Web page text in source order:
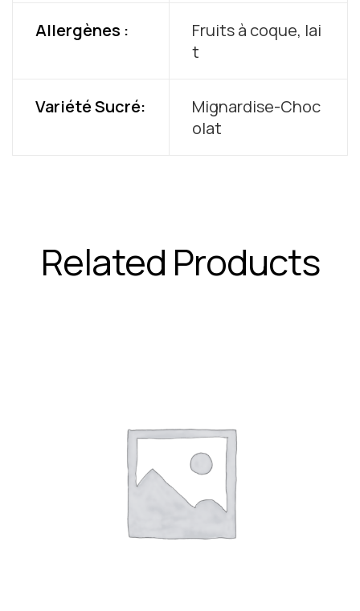
Allergènes :
Fruits à coque, lai
t
Variété Sucré:
Mignardise-Choc
olat
Related Products